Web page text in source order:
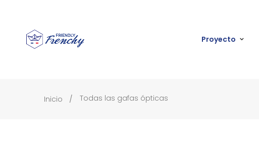
Proyecto
Inicio Todas las gafas ópticas